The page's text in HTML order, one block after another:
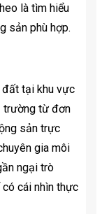
là tìm hiểu
sản phù hợp.
đất tại khu vực
trường từ đơn
sản trực
gia môi
ngại trò
cái nhìn thực